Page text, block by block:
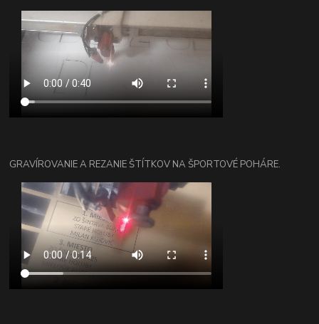
GRAVÍROVANIE A REZANIE ŠTÍTKOV NA ŠPORTOVÉ POHÁRE.